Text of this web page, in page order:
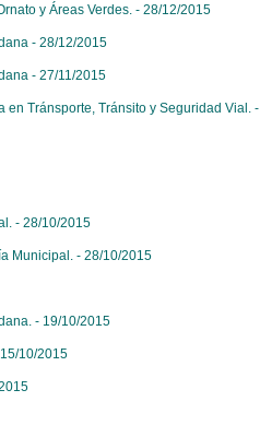
y Áreas Verdes. - 28/12/2015
- 28/12/2015
- 27/11/2015
en Tránsporte, Tránsito y Seguridad Vial. -
- 28/10/2015
Municipal. - 28/10/2015
- 19/10/2015
10/2015